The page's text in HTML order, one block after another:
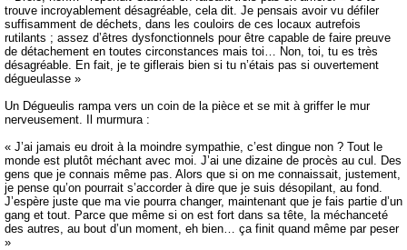
trouve incroyablement désagréable, cela dit. Je pensais avoir vu défiler
suffisamment de déchets, dans les couloirs de ces locaux autrefois
rutilants ; assez d’êtres dysfonctionnels pour être capable de faire preuve
de détachement en toutes circonstances mais toi… Non, toi, tu es très
désagréable. En fait, je te giflerais bien si tu n’étais pas si ouvertement
dégueulasse »
Un Dégueulis rampa vers un coin de la pièce et se mit à griffer le mur
nerveusement. Il murmura :
« J’ai jamais eu droit à la moindre sympathie, c’est dingue non ? Tout le
monde est plutôt méchant avec moi. J’ai une dizaine de procès au cul. Des
gens que je connais même pas. Alors que si on me connaissait, justement,
je pense qu’on pourrait s’accorder à dire que je suis désopilant, au fond.
J’espère juste que ma vie pourra changer, maintenant que je fais partie d’un
gang et tout. Parce que même si on est fort dans sa tête, la méchanceté
des autres, au bout d’un moment, eh bien… ça finit quand même par peser
»